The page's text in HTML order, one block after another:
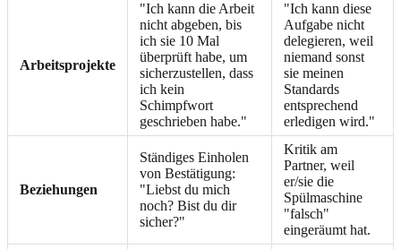
Arbeitsprojekte
"Ich kann die Arbeit
nicht abgeben, bis
ich sie 10 Mal
überprüft habe, um
sicherzustellen, dass
ich kein
Schimpfwort
geschrieben habe."
"Ich kann diese
Aufgabe nicht
delegieren, weil
niemand sonst
sie meinen
Standards
entsprechend
erledigen wird."
Beziehungen
Ständiges Einholen
von Bestätigung:
"Liebst du mich
noch? Bist du dir
sicher?"
Kritik am
Partner, weil
er/sie die
Spülmaschine
"falsch"
eingeräumt hat.